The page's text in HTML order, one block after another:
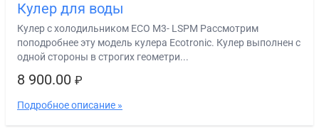
Кулер для воды
Кулер с холодильником ECO M3- LSPM Рассмотрим
поподробнее эту модель кулера Ecotronic. Кулер выполнен с
одной стороны в строгих геометри...
8 900.00 ₽
Подробное описание »